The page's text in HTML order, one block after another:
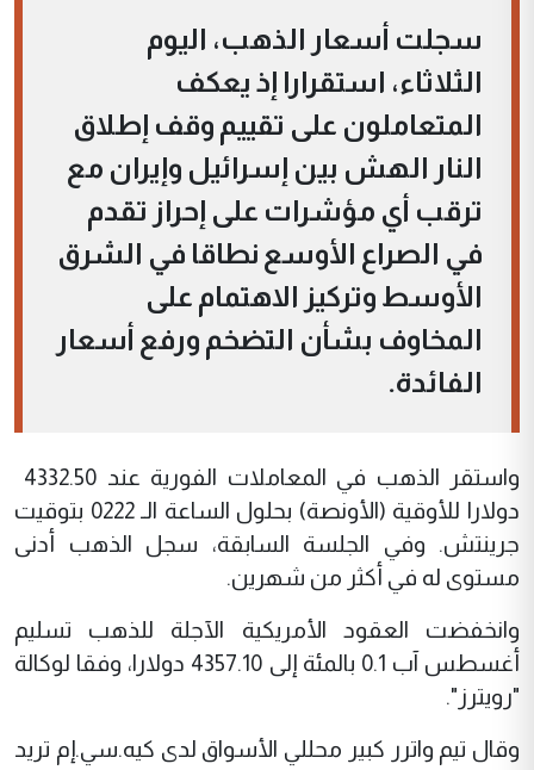
سجلت أسعار الذهب، اليوم
الثلاثاء، استقرارا إذ يعكف
المتعاملون على تقييم وقف إطلاق
النار ​الهش بين إسرائيل وإيران مع
ترقب أي ‌مؤشرات على إحراز تقدم
في الصراع الأوسع نطاقا في الشرق
الأوسط وتركيز الاهتمام على
المخاوف بشأن التضخم ورفع أسعار ​
الفائدة.
دولارا للأوقية (الأونصة) بحلول الساعة الـ 0222 بتوقيت
جرينتش. وفي ⁠الجلسة السابقة، سجل الذهب أدنى
مستوى له ​في أكثر من شهرين.
وانخفضت العقود الأمريكية الآجلة للذهب ​تسليم
أغسطس آب 0.1 بالمئة إلى 4357.10 دولارا، وفقا لوكالة
"رويترز".
وقال تيم واترر كبير محللي الأسواق لدى كيه.سي.إم تريد